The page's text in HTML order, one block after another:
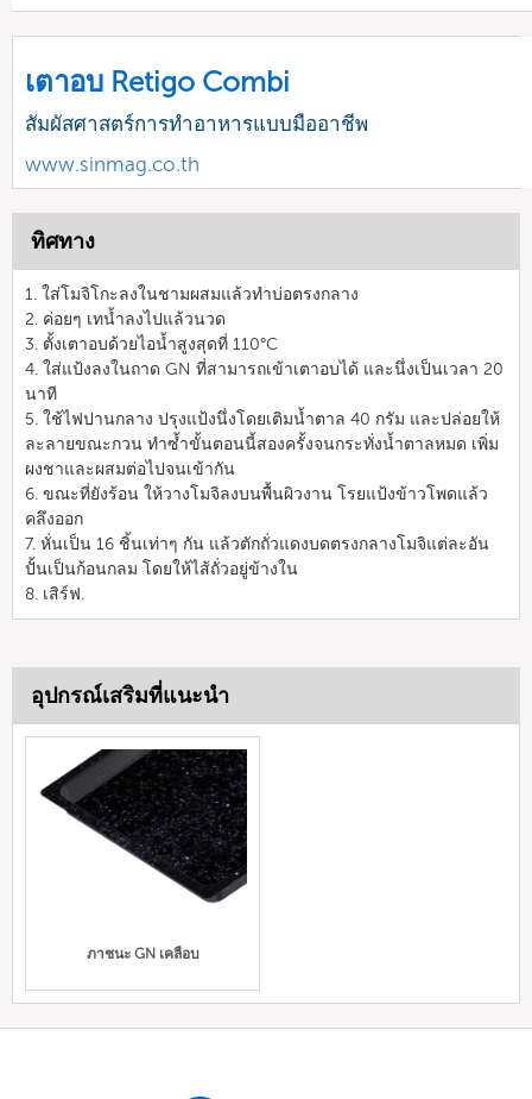
เตาอบ Retigo Combi
สัมผัสศาสตร์การทำอาหารแบบมืออาชีพ
www.sinmag.co.th
ทิศทาง
1. ใส่โมจิโกะลงในชามผสมแล้วทำบ่อตรงกลาง
2. ค่อยๆ เทน้ำลงไปแล้วนวด
3. ตั้งเตาอบด้วยไอน้ำสูงสุดที่ 110°C
4. ใส่แป้งลงในถาด GN ที่สามารถเข้าเตาอบได้ และนึ่งเป็นเวลา 20
นาที
5. ใช้ไฟปานกลาง ปรุงแป้งนึ่งโดยเติมน้ำตาล 40 กรัม และปล่อยให้
ละลายขณะกวน ทำซ้ำขั้นตอนนี้สองครั้งจนกระทั่งน้ำตาลหมด เพิ่ม
ผงชาและผสมต่อไปจนเข้ากัน
6. ขณะที่ยังร้อน ให้วางโมจิลงบนพื้นผิวงาน โรยแป้งข้าวโพดแล้ว
คลึงออก
7. หั่นเป็น 16 ชิ้นเท่าๆ กัน แล้วตักถั่วแดงบดตรงกลางโมจิแต่ละอัน
ปั้นเป็นก้อนกลม โดยให้ไส้ถั่วอยู่ข้างใน
8. เสิร์ฟ.
อุปกรณ์เสริมที่แนะนำ
ภาชนะ GN เคลือบ